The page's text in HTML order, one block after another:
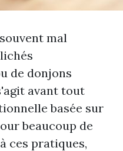
mal
de donjons
avant tout
basée sur
beaucoup de
ces pratiques,